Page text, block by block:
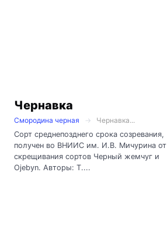
Чернавка
Смородина черная
Чернавка...
Сорт среднепозднего срока созревания,
получен во ВНИИС им. И.В. Мичурина от
скрещивания сортов Черный жемчуг и
Ojebyn. Авторы: Т....